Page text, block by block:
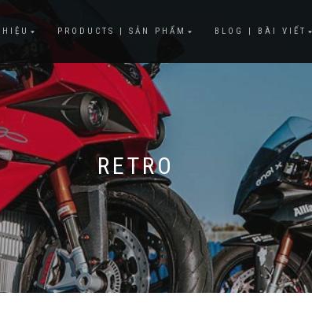
PRODUCTS | SẢN PHẨM BLOG | BÀI VIẾT
RETRO